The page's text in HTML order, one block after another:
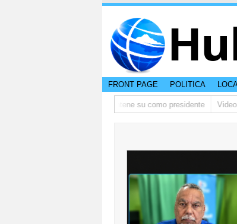
FRONT PAGE POLITICA
ta pidi disculpa, y FIFA ta mantene su como presidente Video: